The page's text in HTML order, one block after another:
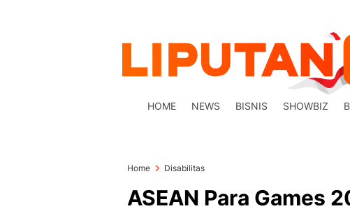
HOME NEWS BISNIS SHOWBIZ
Home Disabilitas
ASEAN Para Games